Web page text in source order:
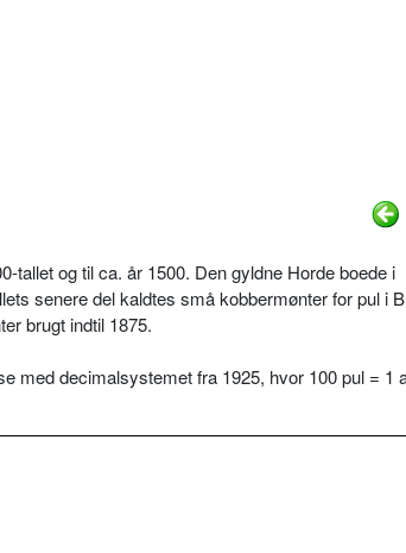
tallet og til ca. år 1500. Den gyldne Horde boede i
senere del kaldtes små kobbermønter for pul i
brugt indtil 1875.
med decimalsystemet fra 1925, hvor 100 pul = 1